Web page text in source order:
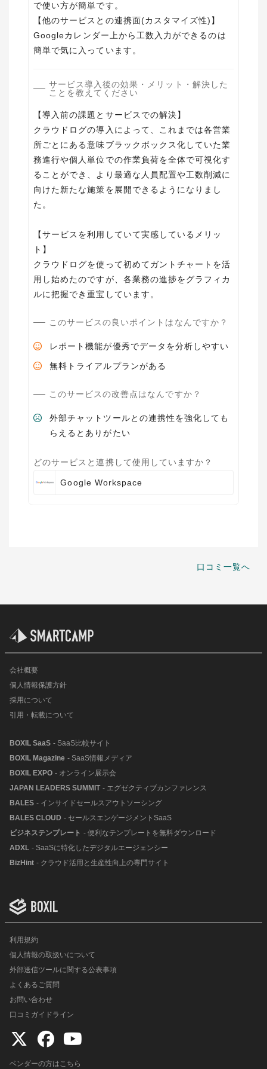
で使い方が簡単です。
【他のサービスとの連携面(カスタマイズ性)】
Googleカレンダー上から工数入力ができるのは
サービス導入後の効果・メリット・解決した
ことを教えてください
【導入前の課題とサービスでの解決】
クラウドログの導入によって、これまでは各営業
所ごとにある意味ブラックボックス化していた業
務進行や個人単位での作業負荷を全体で可視化す
ることができ、より最適な人員配置や工数削減に
向けた新たな施策を展開できるようになりまし
た。
【サービスを利用していて実感しているメリッ
ト】
クラウドログを使って初めてガントチャートを活
用し始めたのですが、各業務の進捗をグラフィカ
ルに把握でき重宝しています。
このサービスの良いポイントはなんですか？
レポート機能が優秀でデータを分析しやすい
無料トライアルプランがある
このサービスの改善点はなんですか？
外部チャットツールとの連携性を強化しても
らえるとありがたい
どのサービスと連携して使用していますか？
Google Workspace
口コミ一覧へ
会社概要
個人情報保護方針
採用について
引用・転載について
BOXIL SaaS - SaaS比較サイト
BOXIL Magazine - SaaS情報メディア
BOXIL EXPO - オンライン展示会
JAPAN LEADERS SUMMIT - エグゼクティブカンファレンス
BALES - インサイドセールスアウトソーシング
BALES CLOUD - セールスエンゲージメントSaaS
ビジネステンプレート - 便利なテンプレートを無料ダウンロード
ADXL - SaaSに特化したデジタルエージェンシー
BizHint - クラウド活用と生産性向上の専門サイト
利用規約
個人情報の取扱いについて
外部送信ツールに関する公表事項
よくあるご質問
お問い合わせ
口コミガイドライン
ベンダーの方はこちら